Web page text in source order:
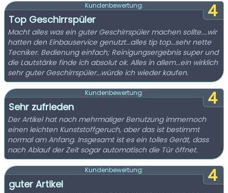
4
Kundenbewertung:
Top Geschirrspüler
Macht alles was ein guter Geschirrspüler machen sollte....wir
hatten den Einbauservice genutzt...alles tip top...sehr nette
Tecniker. Bedienung einfach; Reinigungsergebnis super und
die Lautstärke finde ich absolut ok. Alles in allem...ein wirklich
sehr guter Geschirrspüler...würde ich wieder kaufen.
4
Kundenbewertung:
Sehr zufrieden
Der Artikel hat nach mehrmaliger Benutzung immernoch
einen leichten Kunststoffgeruch, aber das ist bestimmt
normal am Anfang. Insgesamt ist es ein tolles Gerät, dass
nach Ablauf der Zeit sogar automatisch die Tür öffnet.
4
Kundenbewertung:
guter Artikel